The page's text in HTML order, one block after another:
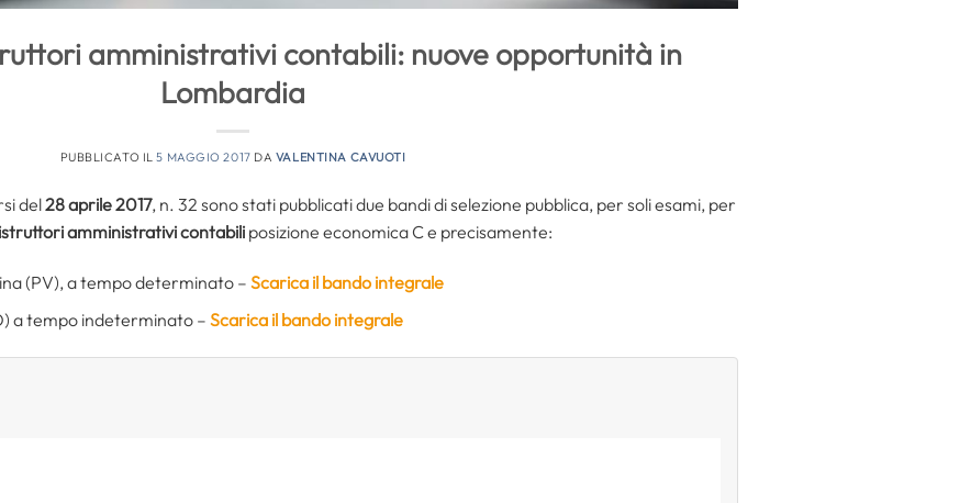
amministrativi contabili: nuove opportunità in
Lombardia
PUBBLICATO IL5 MAGGIO 2017 DA VALENTINA CAVUOTI
del28 aprile 2017, n. 32 sono stati pubblicati due bandi di selezione pubblica, per soli esami, per
istruttori amministrativi contabili posizione economica C e precisamente:
(PV), a tempo determinato – Scarica il bando integrale
a tempo indeterminato – Scarica il bando integrale